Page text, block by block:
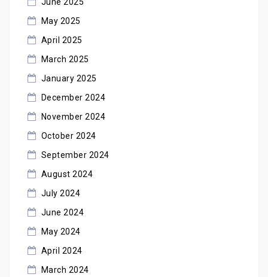
June 2025
May 2025
April 2025
March 2025
January 2025
December 2024
November 2024
October 2024
September 2024
August 2024
July 2024
June 2024
May 2024
April 2024
March 2024